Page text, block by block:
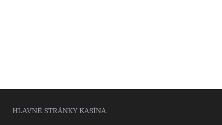
HLAVNÉ STRÁNKY KASÍNA